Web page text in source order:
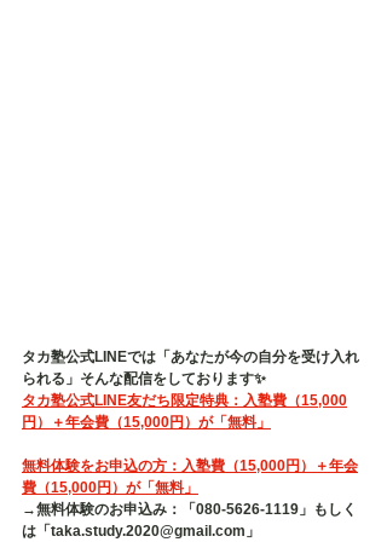
タカ塾公式LINEでは「あなたが今の自分を受け入れ
られる」そんな配信をしております✨
タカ塾公式LINE友だち限定特典：入塾費（15,000
円）＋年会費（15,000円）が「無料」
無料体験をお申込の方：入塾費（15,000円）＋年会
費（15,000円）が「無料」
→無料体験のお申込み：「080-5626-1119」もしく
は「taka.study.2020@gmail.com」